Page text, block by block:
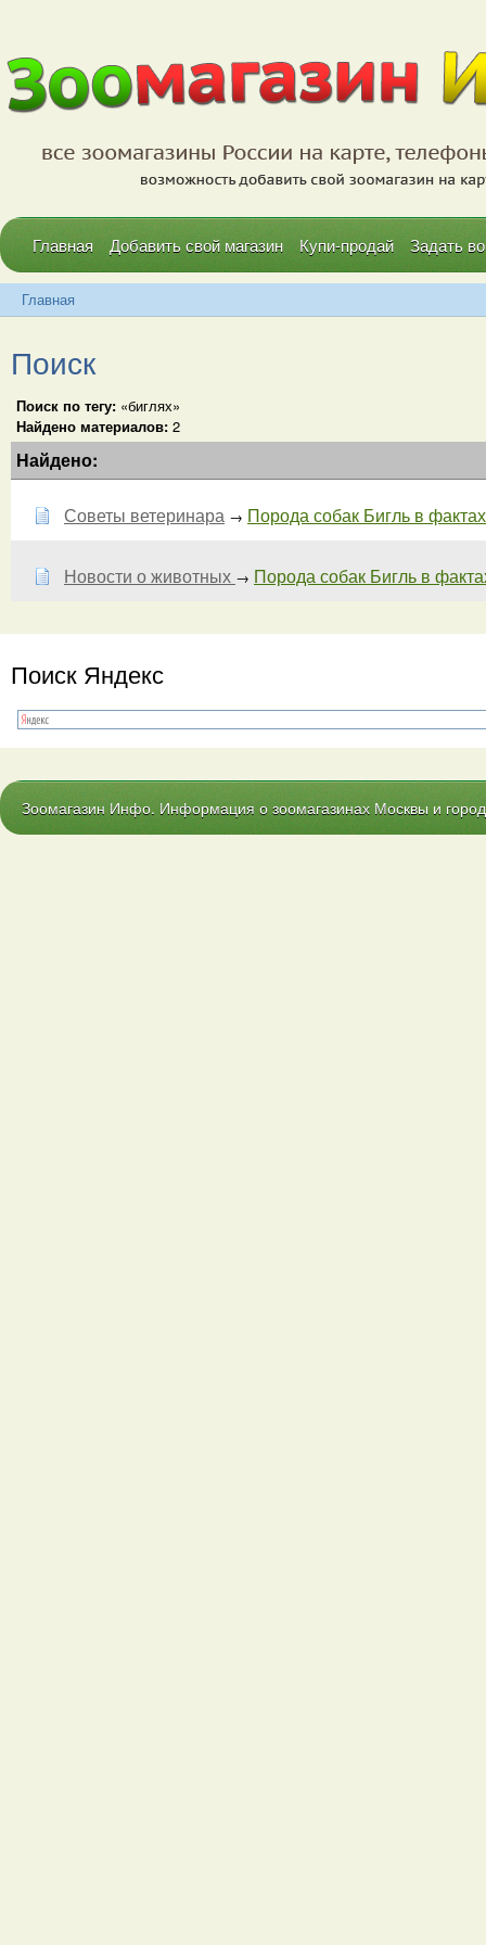
Главная Добавить свой магазин Купи-продай Задать
Главная
Поиск
Поиск по тегу: «биглях»
Найдено материалов: 2
Найдено:
Советы ветеринара → Порода собак Бигль в
Новости о животных → Порода собак Бигль в
Поиск Яндекс
Зоомагазин Инфо. Информация о зоомагазинах Москвы и